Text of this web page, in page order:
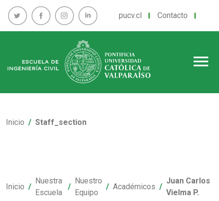
pucv.cl Contacto
menu
Inicio Staff_section
Inicio
Nuestra
Escuela
Nuestro
Equipo
Académicos
Juan Carlos
Vielma P.